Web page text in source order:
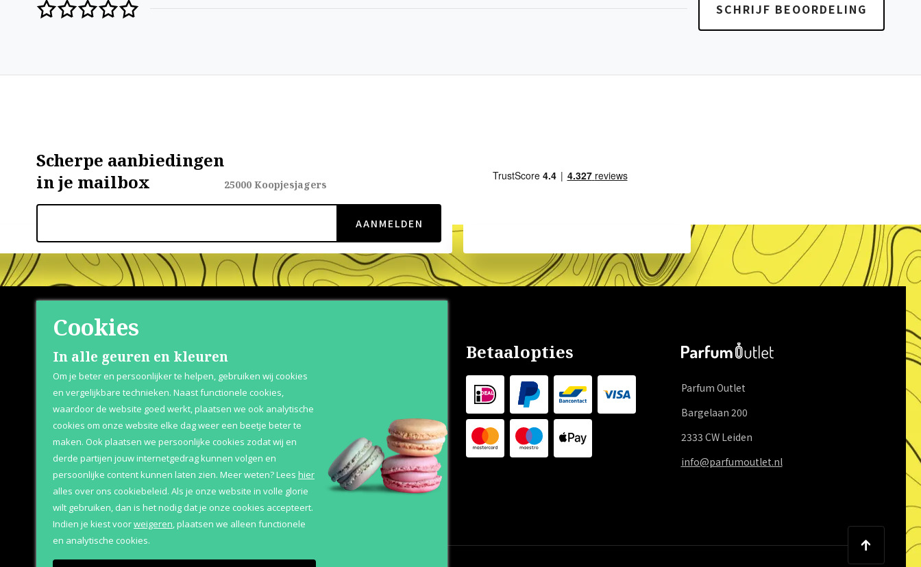
SCHRIJF BEOORDELING
Scherpe aanbiedingen
in je mailbox
25000 Koopjesjagers
AANMELDEN
Shop
Herenparfum
Damesparfum
Merken
Geschenksets
Aanbiedingen
Retourneren
Bezorging & Levertijd
Over Parfum Outlet
Betaalopties
Betaalopties
Parfum Outlet
Bargelaan 200
2333 CW Leiden
info@parfumoutlet.nl
Cookies
In alle geuren en kleuren
Om je beter en persoonlijker te helpen, gebruiken wij cookies
en vergelijkbare technieken. Naast functionele cookies,
waardoor de website goed werkt, plaatsen we ook analytische
cookies om onze website elke dag weer een beetje beter te
maken. Ook plaatsen we persoonlijke cookies zodat wij en
derde partijen jouw internetgedrag kunnen volgen en
persoonlijke content kunnen laten zien. Meer weten?Lees hier
alles over ons cookiebeleid. Als je onze website in volle glorie
wilt gebruiken, dan is het nodig dat je onze cookies accepteert.
Indien je kiest voorweigeren,plaatsen we alleen functionele
en analytische cookies.